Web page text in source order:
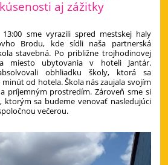
aj zážitky
sme vyrazili spred mestskej haly
Brodu, kde sídli naša partnerská
stavebná. Po približne trojhodinovej
miesto ubytovania v hoteli Jantár.
obhliadku školy, ktorá sa
od hotela. Škola nás zaujala svojím
príjemným prostredím. Zároveň sme si
sa budeme venovať nasledujúci
večerou.